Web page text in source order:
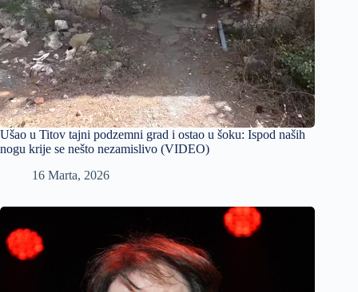
Ušao u Titov tajni podzemni grad i ostao u šoku: Ispod naših
nogu krije se nešto nezamislivo (VIDEO)
16 Marta, 2026